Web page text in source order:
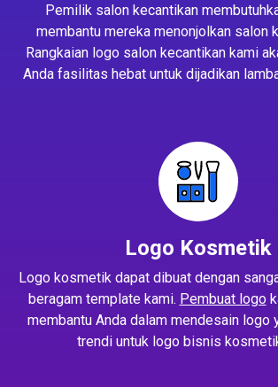
Pemilik salon kecantikan
membantu mereka menonjolkan salon
Rangkaian logo salon kecantikan kami
Anda fasilitas hebat untuk dijadikan
Logo Kosmetik
Logo kosmetik dapat dibuat dengan
beragam template kami. Pembuat logo
membantu Anda dalam mendesain logo
trendi untuk logo bisnis